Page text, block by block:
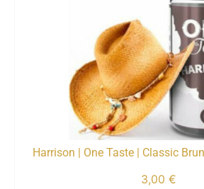
Harrison | One Taste | Classic
3,00 €